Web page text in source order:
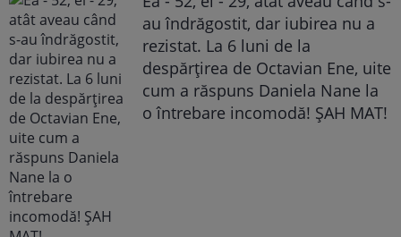
au îndrăgostit, dar iubirea nu a
rezistat. La 6 luni de la
despărțirea de Octavian Ene, uite
cum a răspuns Daniela Nane la
o întrebare incomodă! ȘAH MAT!